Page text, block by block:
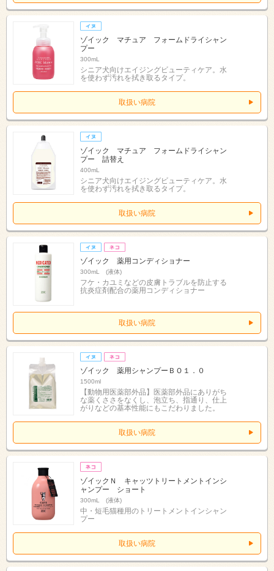
ゾイック マチュア フォームドライシャン
プー
300mL
シニア犬向けエイジングビューティケア。水
を使わず汚れを拭き取るタイプ。
取扱い病院
ゾイック マチュア フォームドライシャン
プー 詰替え
400mL
シニア犬向けエイジングビューティケア。水
を使わず汚れを拭き取るタイプ。
取扱い病院
ゾイック 薬用コンディショナー
300mL (液体)
フケ・カユミなどの皮膚トラブルを防止する
抗炎症剤配合の薬用コンディショナー
取扱い病院
ゾイック 薬用シャンプーＢＯ１．０
1500ml
【動物用医薬部外品】医薬部外品にありがち
な薬くささをなくし、泡立ち、指通り、仕上
がりなどの基本性能にもこだわりました。
取扱い病院
ゾイックＮ キャッツトリートメントインシ
ャンプー ショート
300mL (液体)
中・短毛猫種用のトリートメントインシャン
プー
取扱い病院